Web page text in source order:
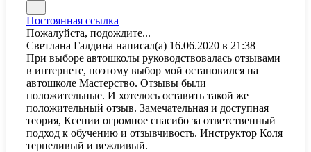
этот
метабокс
в
другое
состояние.
Постоянная ссылка
Пожалуйста, подождите...
Светлана Галдина написал(а) 16.06.2020 в 21:38
При выборе автошколы руководствовалась отзывами
в интернете, поэтому выбор мой остановился на
автошколе Мастерство. Отзывы были
положительные. И хотелось оставить такой же
положительный отзыв. Замечательная и доступная
теория, Ксении огромное спасибо за ответственный
подход к обучению и отзывчивость. Инструктор Коля
терпеливый и вежливый.